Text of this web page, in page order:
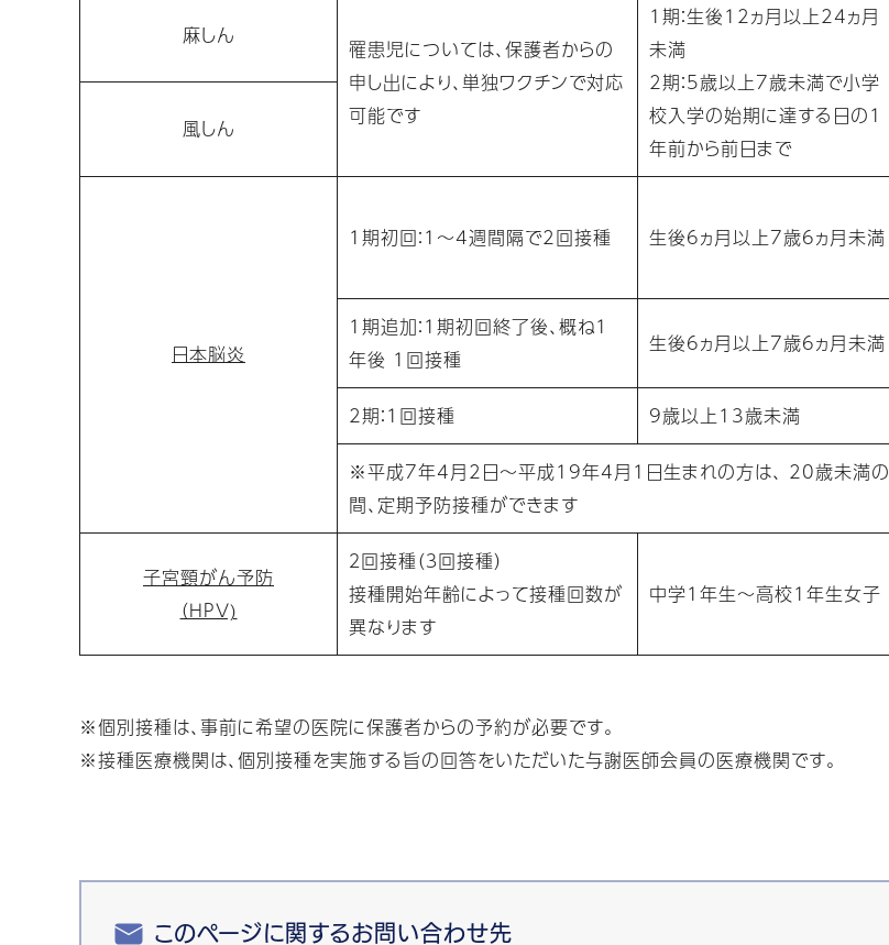
麻しん
罹患児については、保護者からの
申し出により、単独ワクチンで対応
可能です
1期：生後12ヵ月以上24ヵ月
未満
2期：5歳以上7歳未満で小学
校入学の始期に達する日の1
年前から前日まで
風しん
日本脳炎
1期初回：1～4週間隔で2回接種 生後6ヵ月以上7歳6ヵ月未満
1期追加：1期初回終了後、概ね1
年後 1回接種
生後6ヵ月以上7歳6ヵ月未満
2期：1回接種 9歳以上13歳未満
※平成7年4月2日～平成19年4月1日生まれの方は、 20歳未満の
間、定期予防接種ができます
子宮頸がん予防
（HPV)
２回接種（３回接種）
接種開始年齢によって接種回数が
異なります
中学1年生～高校1年生女子
※個別接種は、事前に希望の医院に保護者からの予約が必要です。
※接種医療機関は、個別接種を実施する旨の回答をいただいた与謝医師会員の医療機関です。
このページに関するお問い合わせ先